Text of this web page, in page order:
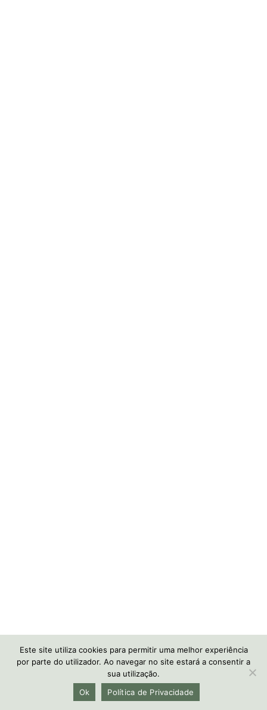
Este site utiliza cookies para permitir uma melhor experiência
por parte do utilizador. Ao navegar no site estará a consentir a
sua utilização.
Ok
Política de Privacidade